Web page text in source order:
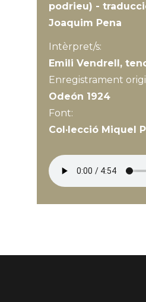
podrieu) -
Joaquim Pena
Intèrpret/s:
Emili Vendrell,
Enregistrament
Odeón 1924
Font:
Col·lecció Miquel